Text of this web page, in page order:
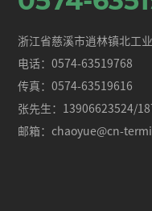
浙江省慈溪市逍林镇北工
电话：0574-63519768
传真：0574-63519616
张先生：
13906623524/
邮箱：chaoyue@cn-